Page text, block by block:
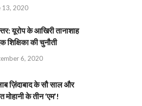
13, 2020
यूरोप के आखिरी तानाशाह
शिक्षिका की चुनौती
6, 2020
ज़िंदाबाद के सौ साल और
मोहानी के तीन ‘एम’!